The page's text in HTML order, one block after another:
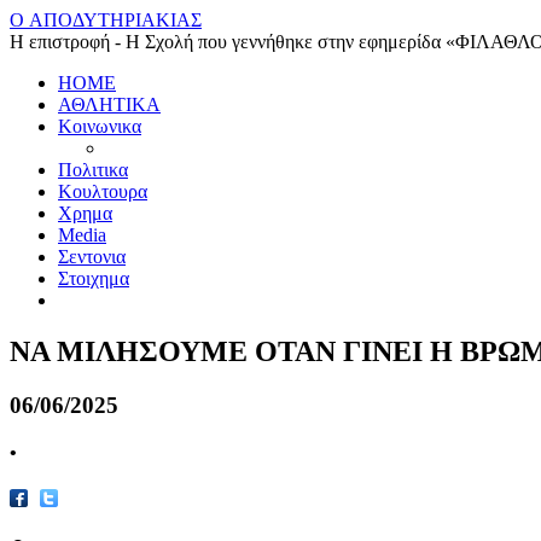
O ΑΠΟΔΥΤΗΡΙΑΚΙΑΣ
Η επιστροφή - Η Σχολή που γεννήθηκε στην εφημερίδα
HOME
ΑΘΛΗΤΙΚΑ
Κοινωνικα
Πολιτικα
Κουλτουρα
Χρημα
Media
Σεντονια
Στοιχημα
ΝΑ ΜΙΛΗΣΟΥΜΕ ΟΤΑΝ ΓΙΝΕΙ Η
06/06/2025
•